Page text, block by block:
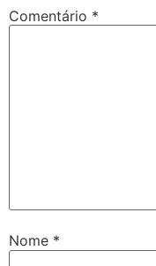
Comentário *
Nome *